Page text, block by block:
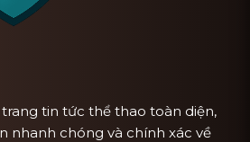
tin tức thể thao toàn diện,
nhanh chóng và chính xác về